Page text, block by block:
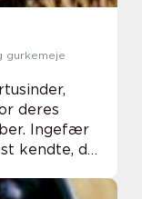
gurkemeje
deres
Ingefær
kendte, da